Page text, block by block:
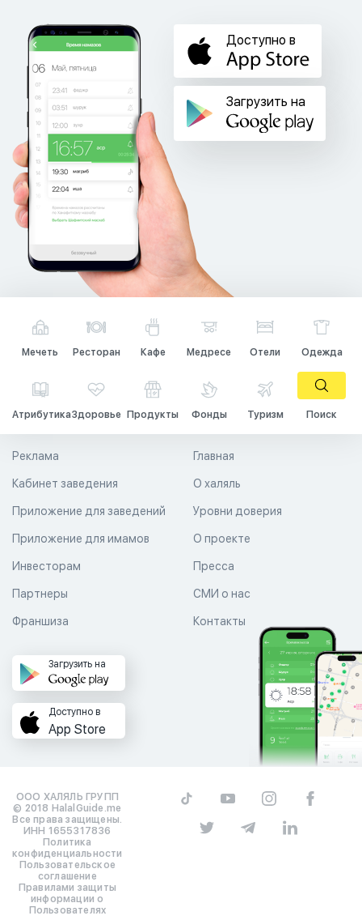
Доступно в
Загрузить на
Мечеть Ресторан Кафе Медресе Отели Одежда
АтрибутикаЗдоровье Продукты Фонды Туризм Поиск
Главная
О халяль
Уровни доверия
Реклама
Кабинет заведения
Приложение для заведений
Приложение для имамов О проекте
Пресса
СМИ о нас
Контакты
Инвесторам
Партнеры
Франшиза
Загрузить на
Доступно в
App Store
ООО ХАЛЯЛЬ ГРУПП
© 2018 HalalGuide.me
Все права защищены.
ИНН 1655317836
Политика
конфиденциальности
Пользовательское
соглашение
Правилами защиты
информации о
Пользователях